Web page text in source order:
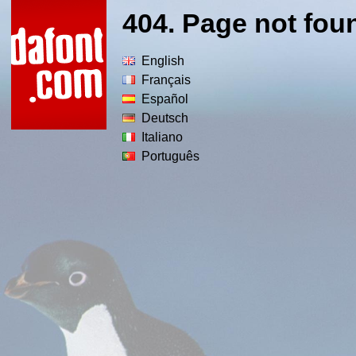
404. Page not
English
Français
Español
Deutsch
Italiano
Português